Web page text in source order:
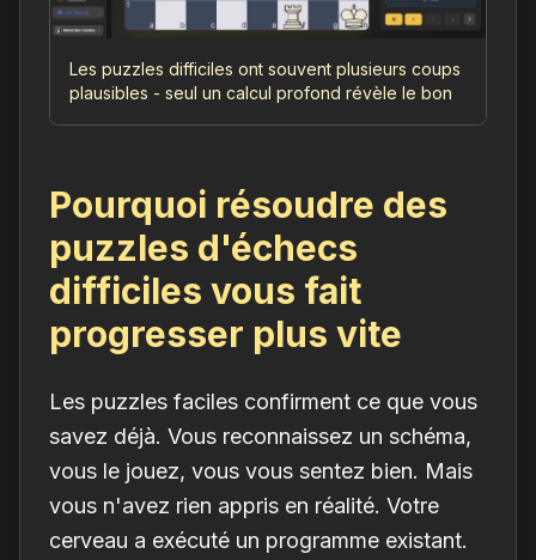
Les puzzles difficiles ont souvent plusieurs coups
plausibles - seul un calcul profond révèle le bon
Pourquoi résoudre des
puzzles d'échecs
difficiles vous fait
progresser plus vite
Les puzzles faciles confirment ce que vous
savez déjà. Vous reconnaissez un schéma,
vous le jouez, vous vous sentez bien. Mais
vous n'avez rien appris en réalité. Votre
cerveau a exécuté un programme existant.